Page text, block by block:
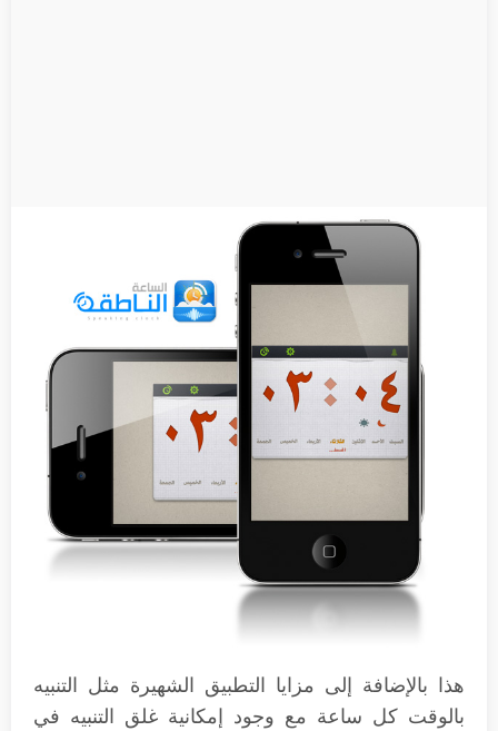
هذا بالإضافة إلى مزايا التطبيق الشهيرة مثل التنبيه
بالوقت كل ساعة مع وجود إمكانية غلق التنبيه في